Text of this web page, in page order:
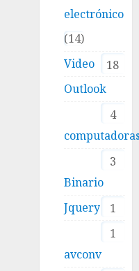
electrónico
14
Video
18
Outlook
4
3
Binario
1
Jquery
1
avconv